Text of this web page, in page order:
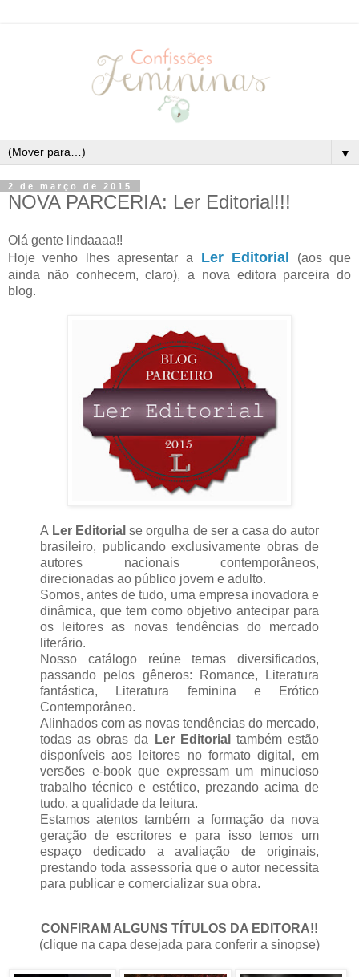
▼
2 de março de 2015
NOVA PARCERIA: Ler Editorial!!!
Olá gente lindaaaa!!
Hoje venho lhes apresentar a
Ler Editorial
(aos que
ainda não conhecem, claro), a nova editora parceira do
blog.
A Ler Editorial se orgulha de ser a casa do autor
brasileiro, publicando exclusivamente obras de
autores nacionais contemporâneos,
direcionadas ao público jovem e adulto.
Somos, antes de tudo, uma empresa inovadora e
dinâmica, que tem como objetivo antecipar para
os leitores as novas tendências do mercado
literário.
Nosso catálogo reúne temas diversificados,
passando pelos gêneros: Romance, Literatura
fantástica, Literatura feminina e Erótico
Contemporâneo.
Alinhados com as novas tendências do mercado,
todas as obras da
Ler Editorial
também estão
disponíveis aos leitores no formato digital, em
versões e-book que expressam um minucioso
trabalho técnico e estético, prezando acima de
tudo, a qualidade da leitura.
Estamos atentos também a formação da nova
geração de escritores e para isso temos um
espaço dedicado a avaliação de originais,
prestando toda assessoria que o autor necessita
para publicar e comercializar sua obra.
CONFIRAM ALGUNS TÍTULOS DA EDITORA!!
(clique na capa desejada para conferir a sinopse)